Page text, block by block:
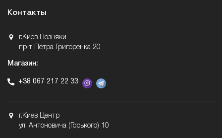
Контакты
г.Киев Позняки
пр-т Петра Григоренка 20
Магазин:
+38 067 217 22 33
г.Киев Центр
ул. Антоновича (Горького) 10